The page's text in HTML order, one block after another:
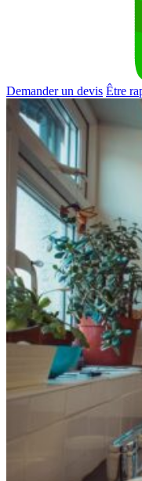
Demander un devis Être